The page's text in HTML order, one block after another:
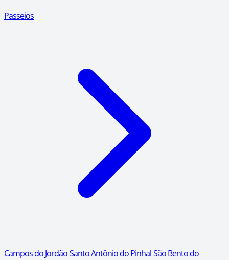
Passeios
Campos do JordãoSanto Antônio do PinhalSão Bento do